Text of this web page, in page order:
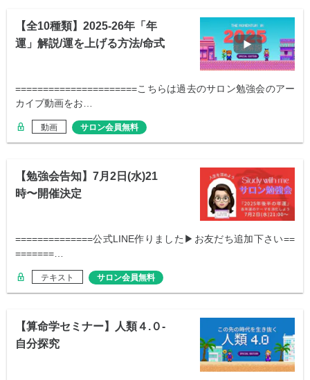
【全10種類】2025-26年「年
運」解説/運を上げる方法/命式
======================こちらは過去のサロン勉強会のアー
カイブ動画をお…
動画 サロン会員無料
【勉強会告知】7月2日(水)21
時〜開催決定
==============公式LINE作りました▶︎お友だち追加下さい==
=======…
テキスト サロン会員無料
【算命学セミナー】人類４.０-
自分探究